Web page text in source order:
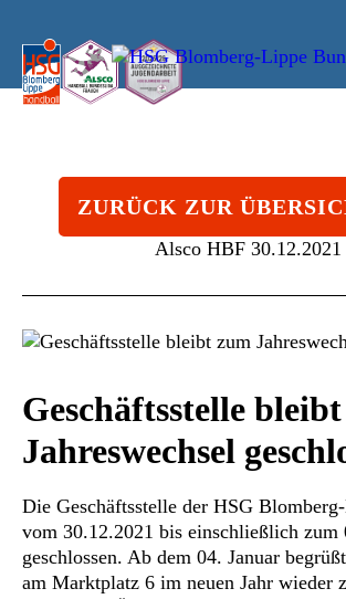
ZURÜCK ZUR
Alsco HBF 30.12.2021
Geschäftsstelle
Jahreswechsel
Die Geschäftsstelle der HSG
vom 30.12.2021 bis einschließlich zum
geschlossen. Ab dem 04. Januar
am Marktplatz 6 im neuen Jahr wieder